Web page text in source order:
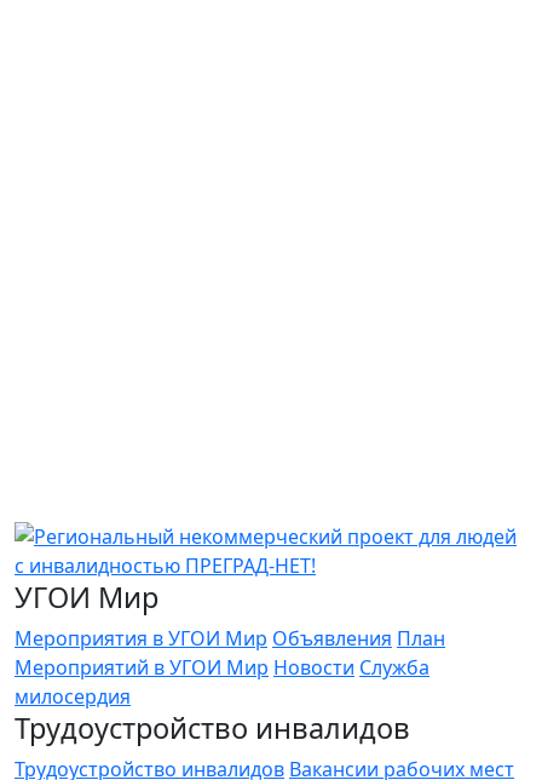
УГОИ Мир
Мероприятия в УГОИ Мир Объявления План
Мероприятий в УГОИ Мир Новости Служба
милосердия
Трудоустройство инвалидов
Трудоустройство инвалидов Вакансии рабочих мест